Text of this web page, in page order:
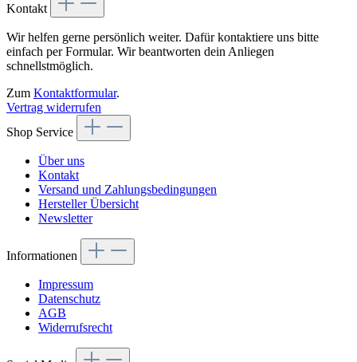
Kontakt
Wir helfen gerne persönlich weiter. Dafür kontaktiere uns bitte
einfach per Formular. Wir beantworten dein Anliegen
schnellstmöglich.
Zum Kontaktformular.
Vertrag widerrufen
Shop Service
Über uns
Kontakt
Versand und Zahlungsbedingungen
Hersteller Übersicht
Newsletter
Informationen
Impressum
Datenschutz
AGB
Widerrufsrecht